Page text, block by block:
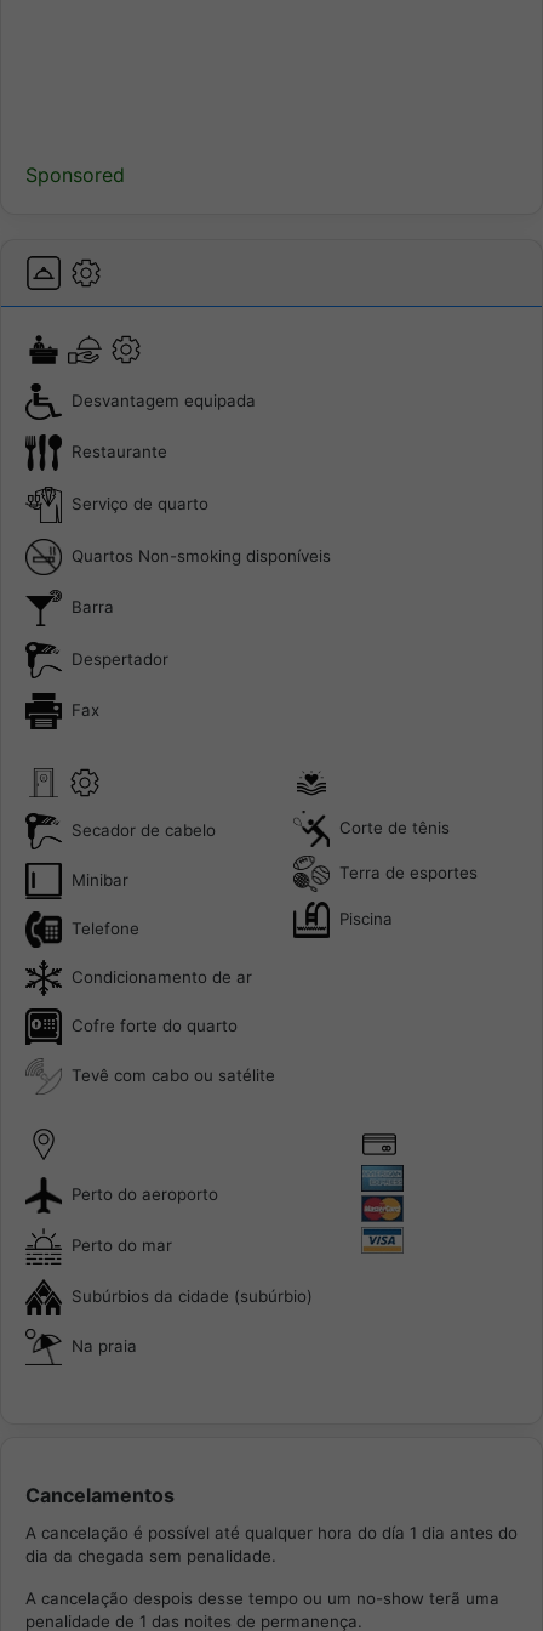
Sponsored
Desvantagem equipada
Restaurante
Serviço de quarto
Quartos Non-smoking disponíveis
Barra
Despertador
Fax
Secador de cabelo
Minibar
Telefone
Condicionamento de ar
Cofre forte do quarto
Tevê com cabo ou satélite
Corte de tênis
Terra de esportes
Piscina
Perto do aeroporto
Perto do mar
Subúrbios da cidade (subúrbio)
Na praia
Cancelamentos
A cancelação é possível até qualquer hora do día 1 dia antes do
dia da chegada sem penalidade.
A cancelação despois desse tempo ou um no-show terã uma
penalidade de 1 das noites de permanença.